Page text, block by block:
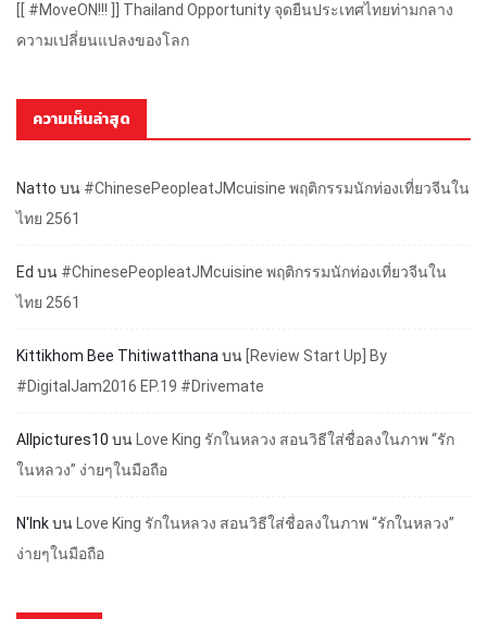
[[ #MoveON!!! ]] Thailand Opportunity จุดยืนประเทศไทยท่ามกลาง
ความเปลี่ยนแปลงของโลก
ความเห็นล่าสุด
Natto บน #ChinesePeopleatJMcuisine พฤติกรรมนักท่องเที่ยวจีนใน
ไทย 2561
Ed บน #ChinesePeopleatJMcuisine พฤติกรรมนักท่องเที่ยวจีนใน
ไทย 2561
Kittikhom Bee Thitiwatthana บน [Review Start Up] By
#DigitalJam2016 EP.19 #Drivemate
Allpictures10 บน
Love King รักในหลวง สอนวิธีใส่ชื่อลงในภาพ “รัก
ในหลวง” ง่ายๆในมือถือ
N'Inkบน
Love King รักในหลวง สอนวิธีใส่ชื่อลงในภาพ “รักในหลวง”
ง่ายๆในมือถือ